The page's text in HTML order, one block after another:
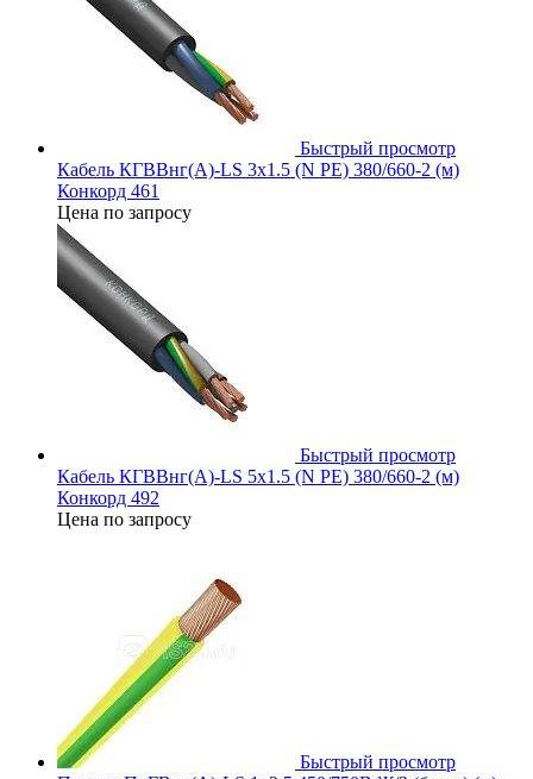
Быстрый просмотр
Кабель КГВВнг(А)-LS 3х1.5 (N PE) 380/660-2 (м)
Конкорд 461
Цена по запросу
Быстрый просмотр
Кабель КГВВнг(А)-LS 5х1.5 (N PE) 380/660-2 (м)
Конкорд 492
Цена по запросу
Быстрый просмотр